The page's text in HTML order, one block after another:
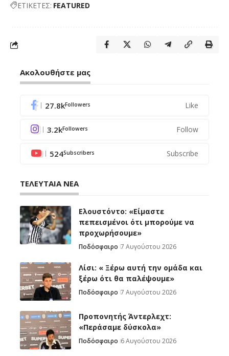
ΕΤΙΚΕΤΕΣ: FEATURED
Ακολουθήστε μας
27.8kFollowers Like
3.2kFollowers Follow
524Subscribers Subscribe
ΤΕΛΕΥΤΑΙΑ ΝΕΑ
Ελουστόντο: «Είμαστε
πεπεισμένοι ότι μπορούμε να
προχωρήσουμε»
Ποδόσφαιρο 7 Αυγούστου 2026
Λίσι: « Ξέρω αυτή την ομάδα και
ξέρω ότι θα παλέψουμε»
Ποδόσφαιρο 7 Αυγούστου 2026
Προπονητής Άντερλεχτ:
«Περάσαμε δύσκολα»
Ποδόσφαιρο 6 Αυγούστου 2026